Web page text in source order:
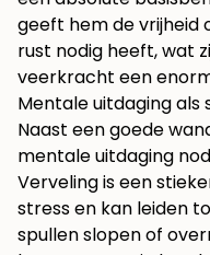
geeft hem de vrijheid
rust nodig heeft, wat
veerkracht een
Mentale uitdaging
Naast een goede
mentale uitdaging
Verveling is een
stress en kan leiden
spullen slopen of